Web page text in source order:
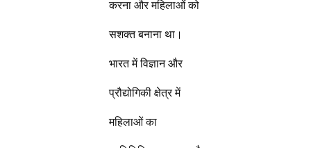
करना और महिलाओं को
सशक्त बनाना था।
भारत में विज्ञान और
प्रौद्योगिकी क्षेत्र में
महिलाओं का